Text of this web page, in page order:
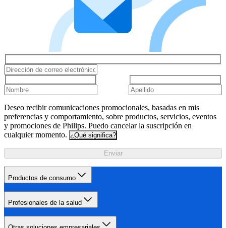
Deseo recibir comunicaciones promocionales, basadas en mis
preferencias y comportamiento, sobre productos, servicios, eventos
y promociones de Philips. Puedo cancelar la suscripción en
cualquier momento. ¿Qué significa?
Enviar
Productos de consumo
Profesionales de la salud